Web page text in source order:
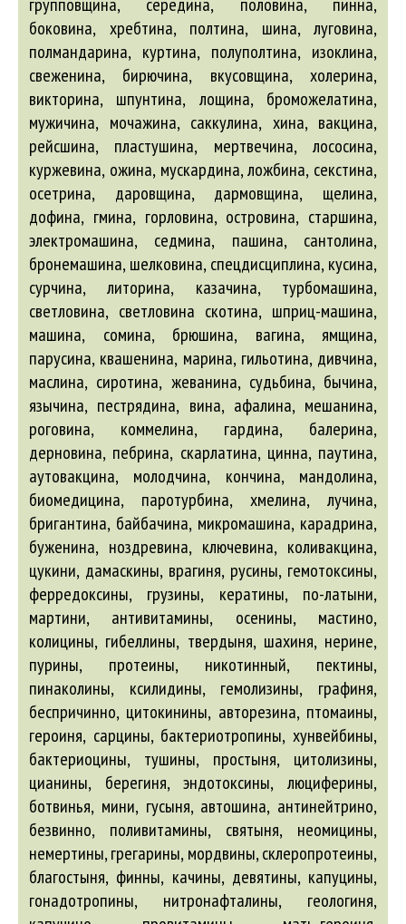
боковина, хребтина, полтина, шина, луговина,
полмандарина, куртина, полуполтина, изоклина,
свеженина, бирючина, вкусовщина, холерина,
викторина, шпунтина, лощина, броможелатина,
мужичина, мочажина, саккулина, хина, вакцина,
рейсшина, пластушина, мертвечина, лососина,
куржевина, ожина, мускардина, ложбина, секстина,
осетрина, даровщина, дармовщина, щелина,
дофина, гмина, горловина, островина, старшина,
электромашина, седмина, пашина, сантолина,
бронемашина, шелковина, спецдисциплина, кусина,
сурчина, литорина, казачина, турбомашина,
светловина, светловина скотина, шприц-машина,
машина, сомина, брюшина, вагина, ямщина,
парусина, квашенина, марина, гильотина, дивчина,
маслина, сиротина, жеванина, судьбина, бычина,
язычина, пестрядина, вина, афалина, мешанина,
роговина, коммелина, гардина, балерина,
дерновина, пебрина, скарлатина, цинна, паутина,
аутовакцина, молодчина, кончина, мандолина,
биомедицина, паротурбина, хмелина, лучина,
бригантина, байбачина, микромашина, карадрина,
буженина, ноздревина, ключевина, коливакцина,
цукини, дамаскины, врагиня, русины, гемотоксины,
ферредоксины, грузины, кератины, по-латыни,
мартини, антивитамины, осенины, мастино,
колицины, гибеллины, твердыня, шахиня, нерине,
пурины, протеины, никотинный, пектины,
пинаколины, ксилидины, гемолизины, графиня,
беспричинно, цитокинины, авторезина, птомаины,
героиня, сарцины, бактериотропины, хунвейбины,
бактериоцины, тушины, простыня, цитолизины,
цианины, берегиня, эндотоксины, люциферины,
ботвинья, мини, гусыня, автошина, антинейтрино,
безвинно, поливитамины, святыня, неомицины,
немертины, грегарины, мордвины, склеропротеины,
благостыня, финны, качины, девятины, капуцины,
гонадотропины, нитронафталины, геологиня,